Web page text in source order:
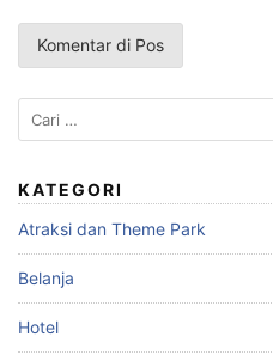
Cari
untuk:
KATEGORI
Atraksi dan Theme Park
Belanja
Hotel